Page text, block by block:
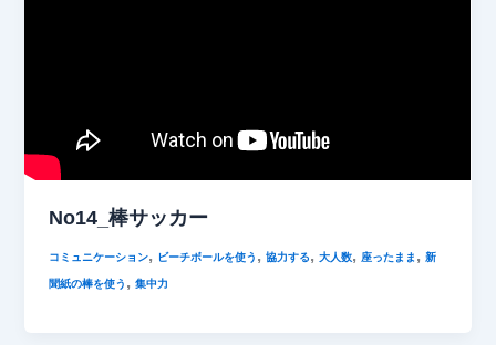
No14_棒サッカー
コミュニケーション, ビーチボールを使う ,協力する,大人数, 座ったまま ,新
聞紙の棒を使う ,集中力